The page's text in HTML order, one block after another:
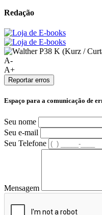
Redação
A-
A+
Reportar erros
Espaço para a comunicação de
Seu nome
Seu e-mail
Seu Telefone
Mensagem